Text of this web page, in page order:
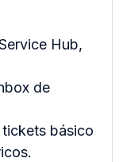
Hub,
de
básico